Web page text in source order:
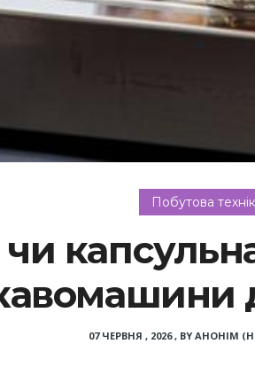
Побутова
07 ЧЕРВНЯ , 2026, BY АНОНІМ